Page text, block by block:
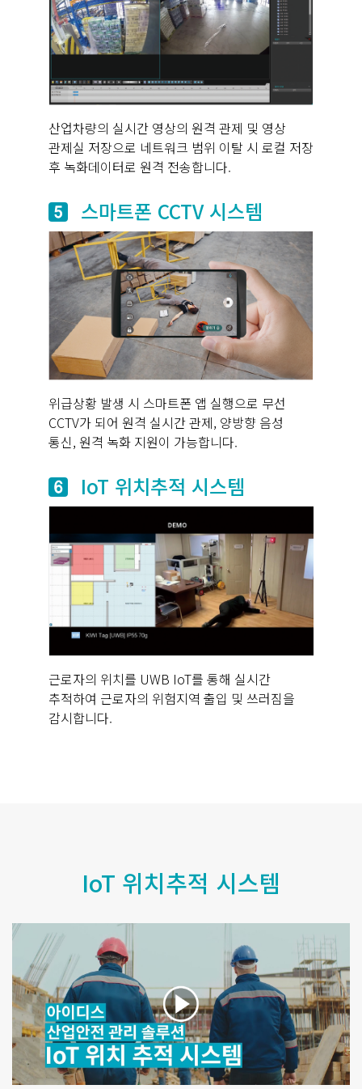
산업차량의 실시간 영상의 원격 관제 및 영상
관제실 저장으로 네트워크 범위 이탈 시 로컬 저장
후 녹화데이터로 원격 전송합니다.
스마트폰 CCTV 시스템
위급상황 발생 시 스마트폰 앱 실행으로 무선
CCTV가 되어 원격 실시간 관제, 양방향 음성
통신, 원격 녹화 지원이 가능합니다.
IoT 위치추적 시스템
근로자의 위치를 UWB IoT를 통해 실시간
추적하여 근로자의 위험지역 출입 및 쓰러짐을
감시합니다.
IoT 위치추적 시스템